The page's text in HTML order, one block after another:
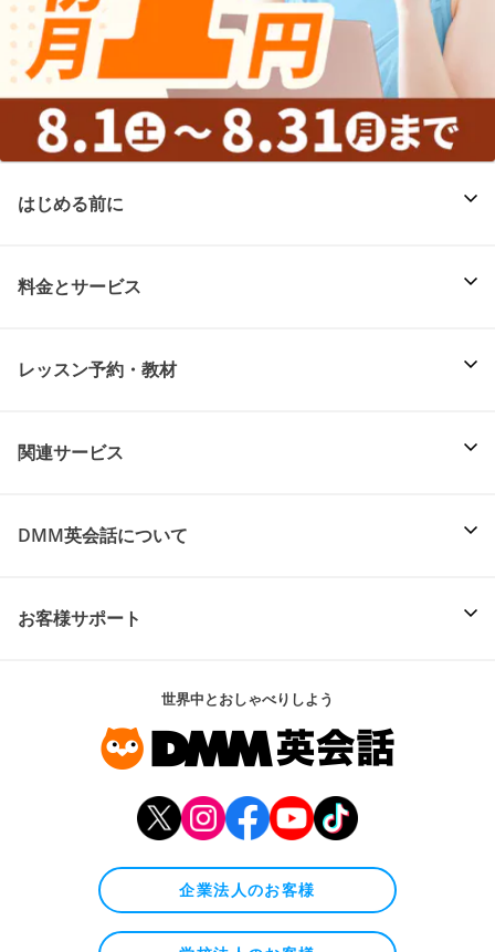
はじめる前に
料金とサービス
レッスン予約・教材
関連サービス
DMM英会話について
お客様サポート
世界中とおしゃべりしよう
企業法人のお客様